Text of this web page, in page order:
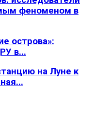
феноменом в
острова»:
в...
на Луне к